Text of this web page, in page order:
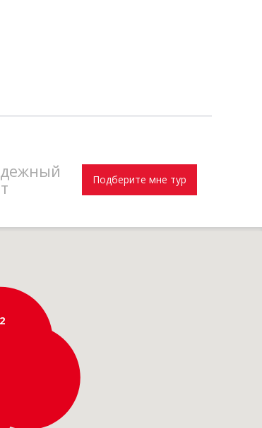
Подберите мне тур